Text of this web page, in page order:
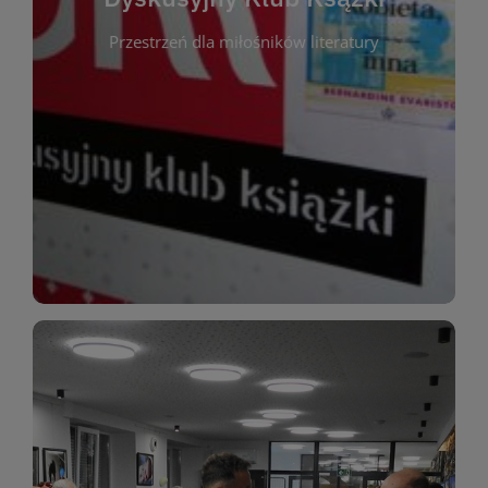
Przestrzeń dla miłośników literatury
Dyskusyjny Klub Ksążki
Dyskusyjny Klub Książki to przestrzeń dla
miłośników literatury, którzy lubią dzielić się
opiniami i emocjami po lekturze. Spotykamy się
regularnie, by rozmawiać o wybranych tytułach z
różnych gatunków literackich. Każde spotkanie to
okazja do inspirującej dyskusji, wymiany
miłośników estetycznych doznań!
WIĘCEJ